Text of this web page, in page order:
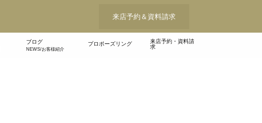
来店予約＆資料請求
ブログ
NEWS/お客様紹介
プロポーズリング
来店予約・資料請
求